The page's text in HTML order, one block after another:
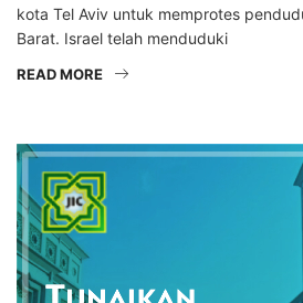
kota Tel Aviv untuk memprotes
Barat. Israel telah menduduki
READ MORE